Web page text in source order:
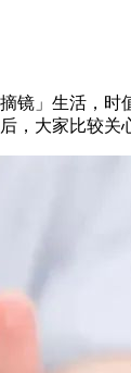
」生活，
，大家比较关